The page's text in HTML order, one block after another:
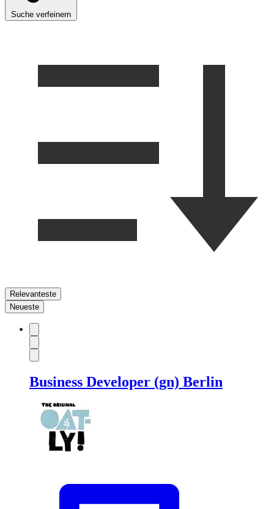
Suche verfeinern
Relevanteste
Neueste
Business Developer (gn) Berlin